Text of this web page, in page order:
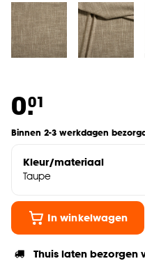
0.01
Binnen 2-3 werkdagen
Kleur/materiaal
Taupe
In winkelwagen
Thuis laten bezorgen